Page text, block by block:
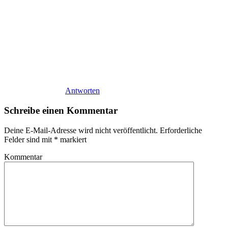
Antworten
Schreibe einen Kommentar
Deine E-Mail-Adresse wird nicht veröffentlicht. Erforderliche
Felder sind mit * markiert
Kommentar